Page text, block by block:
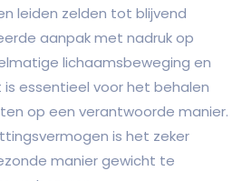
leiden zelden tot blijvend
aanpak met nadruk op
lichaamsbeweging en
essentieel voor het behalen
op een verantwoorde manier.
is het zeker
manier gewicht te